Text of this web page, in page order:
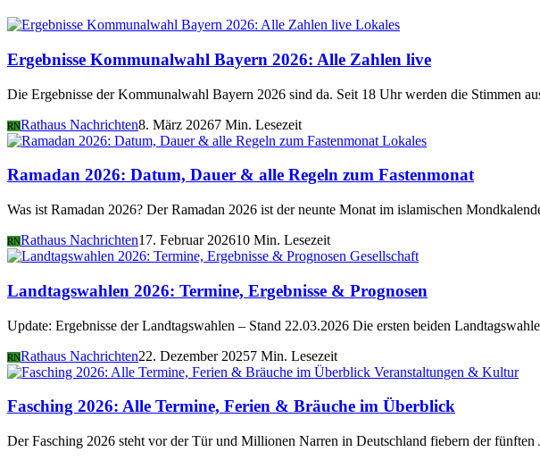
Lokales
Ergebnisse Kommunalwahl Bayern 2026: Alle Zahlen live
Die Ergebnisse der Kommunalwahl Bayern 2026 sind da. Seit 18 Uhr werden die Stimmen
RNRathaus Nachrichten8. März 20267 Min. Lesezeit
Lokales
Ramadan 2026: Datum, Dauer & alle Regeln zum Fastenmonat
Was ist Ramadan 2026? Der Ramadan 2026 ist der neunte Monat im islamischen
RNRathaus Nachrichten17. Februar 202610 Min. Lesezeit
Gesellschaft
Landtagswahlen 2026: Termine, Ergebnisse & Prognosen
Update: Ergebnisse der Landtagswahlen – Stand 22.03.2026 Die ersten beiden
RNRathaus Nachrichten22. Dezember 20257 Min. Lesezeit
Veranstaltungen & Kultur
Fasching 2026: Alle Termine, Ferien & Bräuche im Überblick
Der Fasching 2026 steht vor der Tür und Millionen Narren in Deutschland fiebern der